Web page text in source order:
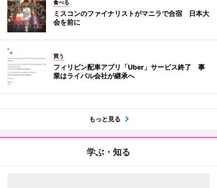
食べる
ミスコンのファイナリストがマニラで合宿 日本大
会を前に
買う
フィリピン配車アプリ「Uber」サービス終了 事
業はライバル会社が継承へ
もっと見る
学ぶ・知る